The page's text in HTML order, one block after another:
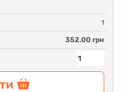
1
352.00 грн